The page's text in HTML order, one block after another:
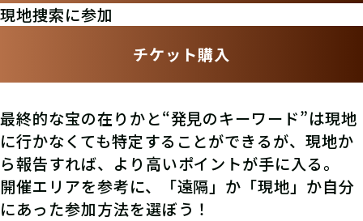
現地捜索に参加
チケット購入
最終的な宝の在りかと“発見のキーワード”は現地
に行かなくても特定することができるが、現地か
ら報告すれば、より高いポイントが手に入る。
開催エリアを参考に、「遠隔」か「現地」か自分
にあった参加方法を選ぼう！